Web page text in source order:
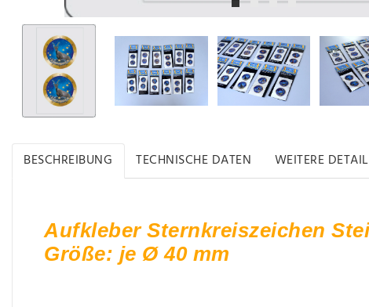
BESCHREIBUNG TECHNISCHE DATEN WEITERE
Aufkleber Sternkreiszeichen
Größe: je Ø 40 mm